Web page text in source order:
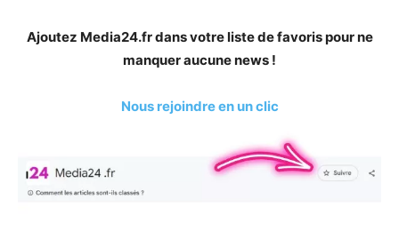
Ajoutez Media24.fr dans votre liste de favoris pour ne
manquer aucune news !
Nous rejoindre en un clic